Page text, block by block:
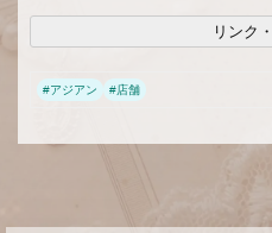
リンク
#アジアン #店舗